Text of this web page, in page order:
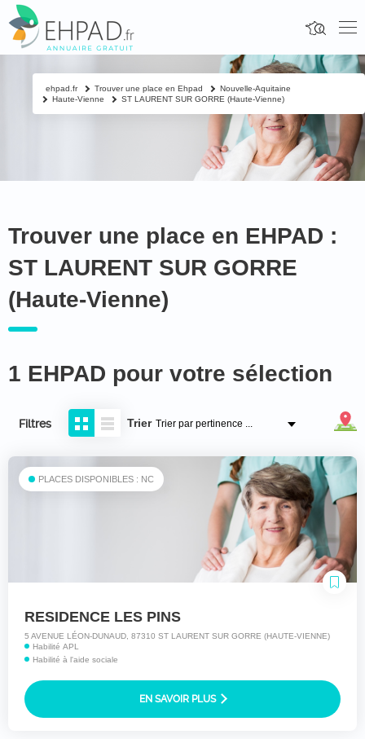
Trouver une place en EHPAD :
ST LAURENT SUR GORRE
(Haute-Vienne)
1 EHPAD pour votre sélection
Filtres Trier
PLACES DISPONIBLES : NC
RESIDENCE LES PINS
5 AVENUE LÉON-DUNAUD, 87310 ST LAURENT SUR GORRE (HAUTE-VIENNE)
Habilité APL
Habilité à l'aide sociale
EN SAVOIR PLUS
ehpad.fr Trouver une place en Ehpad
Nouvelle-Aquitaine
Haute-Vienne
ST LAURENT SUR GORRE (Haute-Vienne)